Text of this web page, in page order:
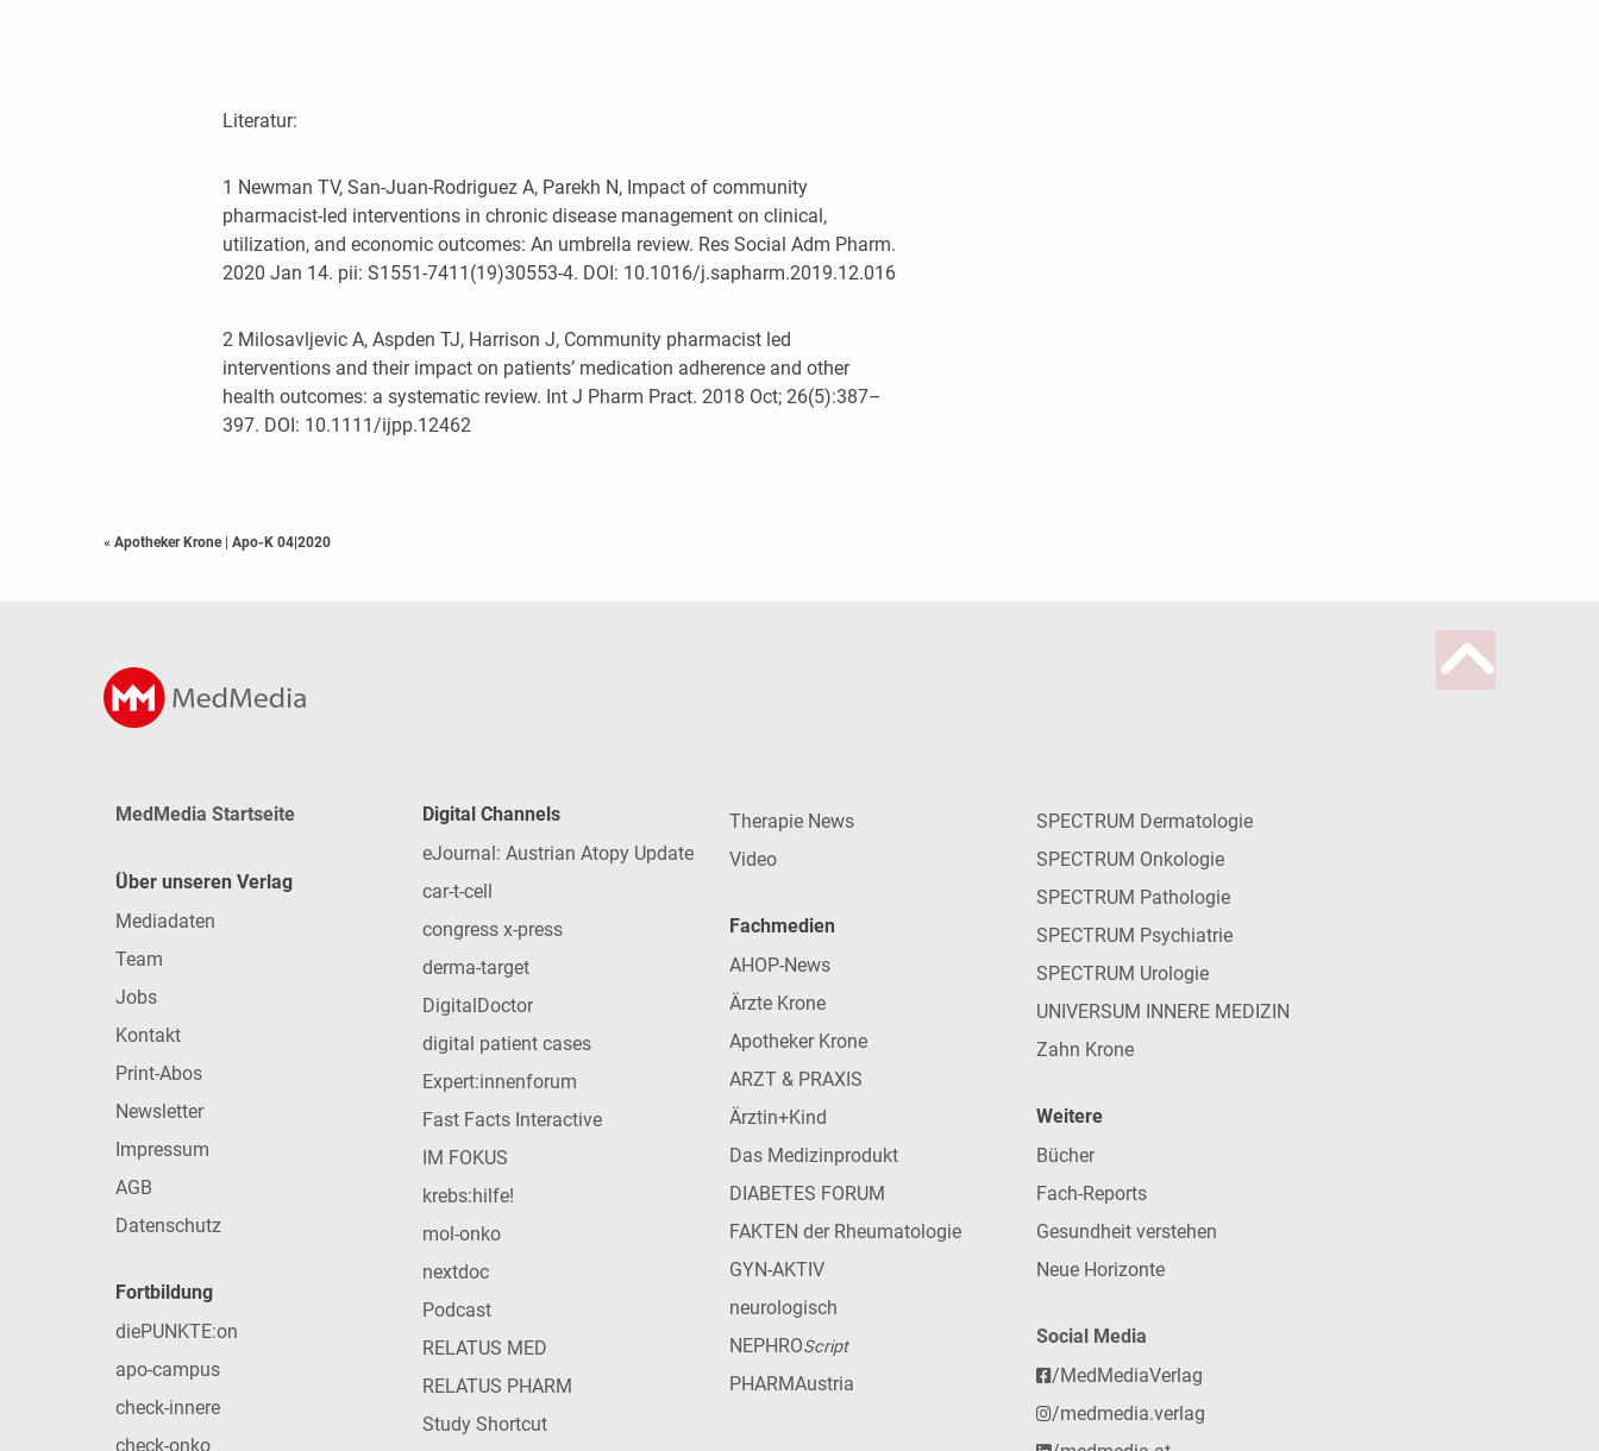
Literatur:
1 Newman TV, San-Juan-Rodriguez A, Parekh N, Impact of community
pharmacist-led interventions in chronic disease management on clinical,
utilization, and economic outcomes: An umbrella review. Res Social Adm Pharm.
2020 Jan 14. pii: S1551-7411(19)30553-4. DOI: 10.1016/j.sapharm.2019.12.016
2 Milosavljevic A, Aspden TJ, Harrison J, Community pharmacist led
interventions and their impact on patients’ medication adherence and other
health outcomes: a systematic review. Int J Pharm Pract. 2018 Oct; 26(5):387–
397. DOI: 10.1111/ijpp.12462
« Apotheker Krone | Apo-K 04|2020
MedMedia Startseite
Über unseren Verlag
Mediadaten
Team
Jobs
Kontakt
Print-Abos
Newsletter
Impressum
AGB
Datenschutz
Fortbildung
diePUNKTE:on
apo-campus
check-innere
check-onko
Digital Channels
eJournal: Austrian Atopy Update
car-t-cell
congress x-press
derma-target
DigitalDoctor
digital patient cases
Expert:innenforum
Fast Facts Interactive
IM FOKUS
krebs:hilfe!
mol-onko
nextdoc
Podcast
RELATUS MED
RELATUS PHARM
Study Shortcut
Therapie News
Video
Fachmedien
AHOP-News
Ärzte Krone
Apotheker Krone
ARZT & PRAXIS
Ärztin+Kind
Das Medizinprodukt
DIABETES FORUM
FAKTEN der Rheumatologie
GYN-AKTIV
neurologisch
NEPHROScript
PHARMAustria
SPECTRUM Dermatologie
SPECTRUM Onkologie
SPECTRUM Pathologie
SPECTRUM Psychiatrie
SPECTRUM Urologie
UNIVERSUM INNERE MEDIZIN
Zahn Krone
Weitere
Bücher
Fach-Reports
Gesundheit verstehen
Neue Horizonte
Social Media
/MedMediaVerlag
/medmedia.verlag